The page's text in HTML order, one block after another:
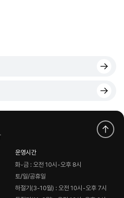
운영시간
화-금 : 오전 10시-오후 8시
토/일/공휴일
하절기(3-10월) : 오전 10시-오후 7시